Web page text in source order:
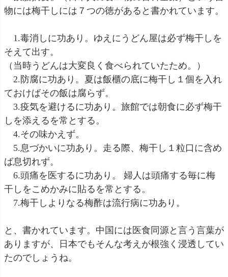
物には梅干しには７つの徳があると書かれています。
1.毒消しに功あり。ゆえにうどん屋は必ず梅干しを
そえて出す。
（当時うどんは大変良く食べられていたため。）
2.防腐に功あり。夏は飯櫃の底に梅干し１個を入れ
ておけばその飯は腐らず。
3.疫気を避けるに功あり。旅館では朝食に必ず梅干
しを添えるを常とする。
4.その味かえず。
5.息づかいに功あり。走る際、梅干し１粒口に含め
ば息切れず。
6.頭痛を医するに功あり。 婦人は頭痛する毎に梅
干しをこめかみに貼るを常とする。
7.梅干しよりなる梅酢は流行病に功あり。
と、書かれています。中国には医食同源と言う言葉が
ありますが、日本でもそんな考えが根強く浸透してい
たのでしょうね。